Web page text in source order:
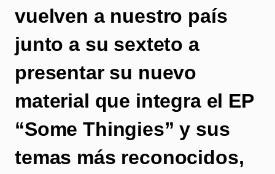
vuelven a nuestro país
junto a su sexteto a
presentar su nuevo
material que integra el EP
“Some Thingies” y sus
temas más reconocidos,